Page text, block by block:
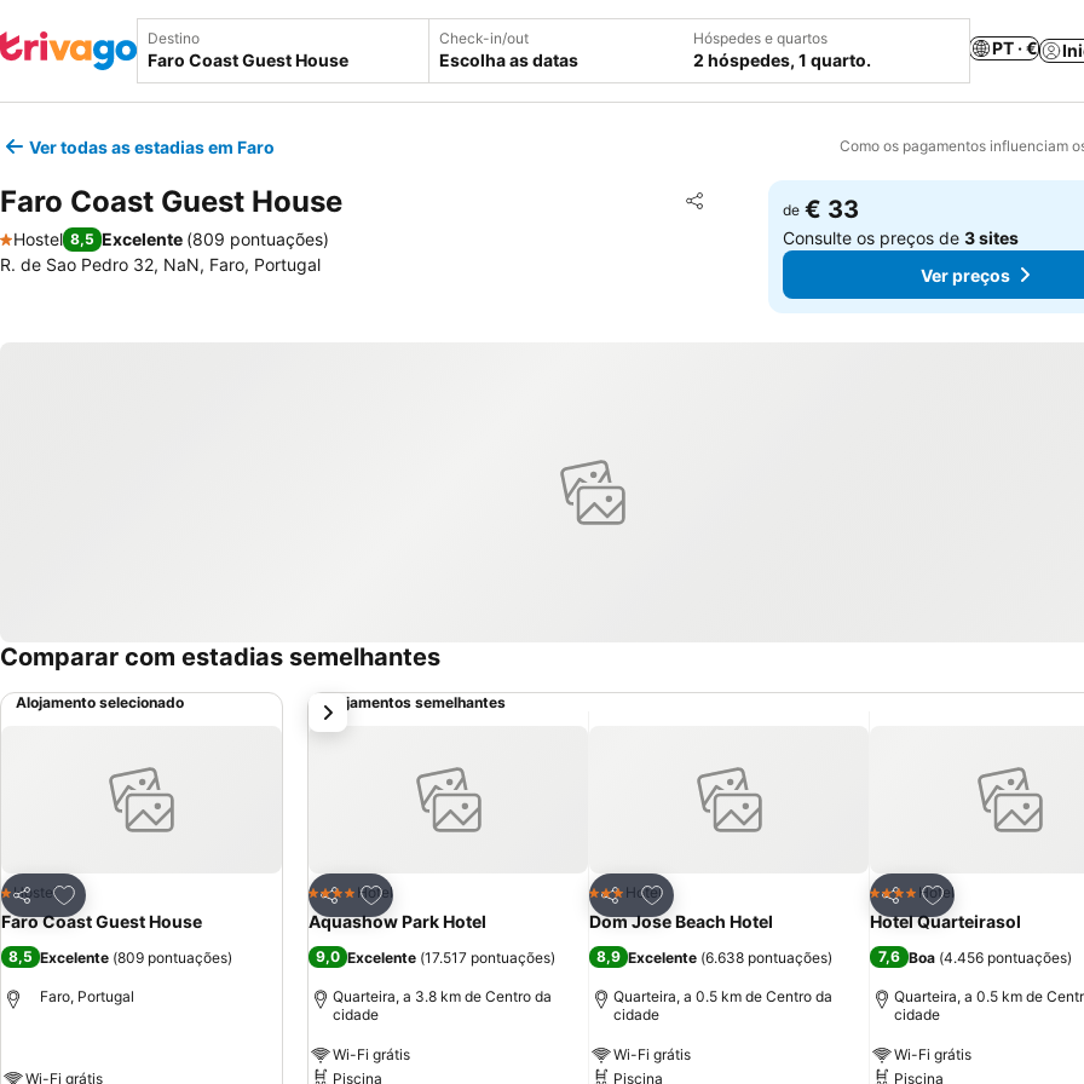
Destino Check-in/out
Escolha as datas
Hóspedes e quartos
2 hóspedes, 1 quarto.
PT · €
Ver todas as estadias em Faro Como os pagamentos influenciam
Faro Coast Guest House Partilhar
Adicionar aos favoritos
1 Estrelas
Hostel 8,5 Excelente (809 pontuações)
R. de Sao Pedro 32, NaN, Faro, Portugal
de € 33
Consulte os preços de3 sites
Ver preços
Comparar com estadias semelhantes
Alojamento selecionado
Partilhar
Adicionar aos favoritos
1 Estrelas
Hostel
Faro Coast Guest House
8,5 Excelente (809 pontuações)
Faro, Portugal
Wi-Fi grátis
Alojamentos semelhantes
Partilhar
Adicionar aos favoritos
4 EstrelasHotel
Aquashow Park Hotel
9,0 Excelente (17.517 pontuações)
Quarteira, a 3.8 km de Centro da
cidade
Wi-Fi grátis
Piscina
Partilhar
Adicionar aos favoritos
3 Estrelas
Hotel
Dom Jose Beach Hotel
8,9 Excelente (6.638 pontuações)
Quarteira, a 0.5 km de Centro da
cidade
Wi-Fi grátis
Piscina
Partilhar
Adicionar aos
4 EstrelasHotel
Hotel Quarteirasol
7,6 Boa (4.456 pontuações)
Quarteira, a 0.5 km de
cidade
Wi-Fi grátis
Piscina
próximo